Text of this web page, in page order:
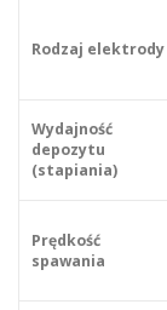
Rodzaj elektrody
Wydajność
depozytu
(stapiania)
Prędkość
spawania